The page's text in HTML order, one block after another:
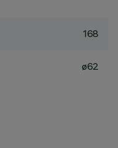
168
ø62